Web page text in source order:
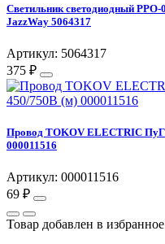
Светильник светодиодный
JazzWay 5064317
Артикул: 5064317
375 ₽
Провод TOKOV ELECTRIC
000011516
Артикул: 000011516
69 ₽
Товар добавлен в избранное